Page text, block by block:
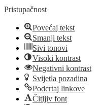
Pristupačnost
Povećaj tekst
Smanji tekst
Sivi tonovi
Visoki kontrast
Negativni kontrast
Svijetla pozadina
Podcrtaj linkove
Čitljiv font